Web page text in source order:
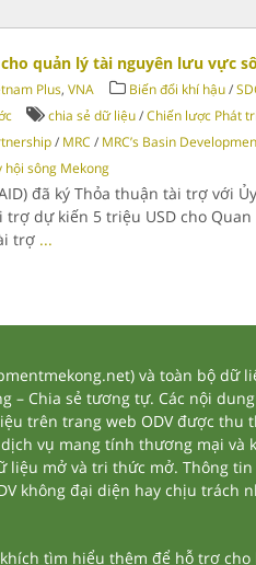
quản lý tài nguyên lưu vực
Plus, VNA Biến đổi khí hậu/
chia sẻ dữ liệu/Chiến lược Phát
/ MRC / MRC’s Basin
hội sông Mekong
đã ký Thỏa thuận tài trợ với
trợ dự kiến 5 triệu USD cho
trợ ...
và toàn bộ dữ
– Chia sẻ tương tự. Các nội
trên trang web ODV được
vụ mang tính thương mại
mở và tri thức mở. Thông
không đại diện hay chịu trách
tìm hiểu thêm để hỗ trợ